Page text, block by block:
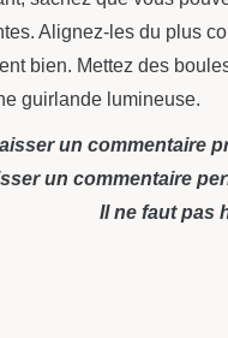
Alignez-les du plus
bien. Mettez des
guirlande lumineuse.
un commentaire
un commentaire
Il ne faut pas